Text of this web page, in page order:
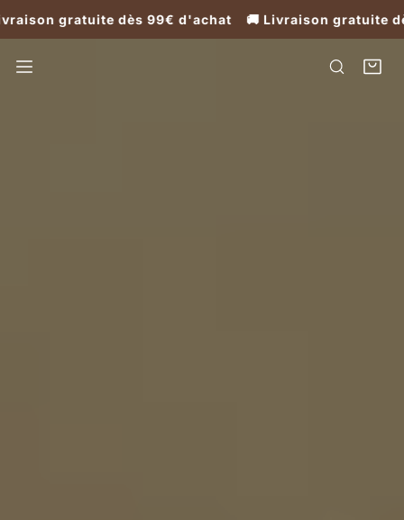
gratuite dès 99€ d'achat 🚚 Livraison gratuite
AU CONTENU